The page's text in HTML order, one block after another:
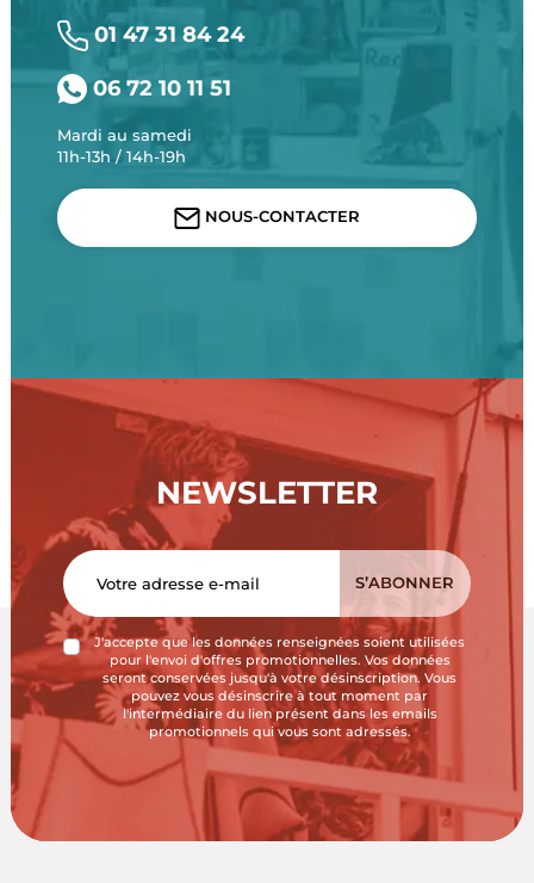
01 47 31 84 24
06 72 10 11 51
Mardi au samedi
11h-13h / 14h-19h
NOUS-CONTACTER
NEWSLETTER
J'accepte que les données renseignées soient utilisées
pour l'envoi d'offres promotionnelles. Vos données
seront conservées jusqu'à votre désinscription. Vous
pouvez vous désinscrire à tout moment par
l'intermédiaire du lien présent dans les emails
promotionnels qui vous sont adressés.